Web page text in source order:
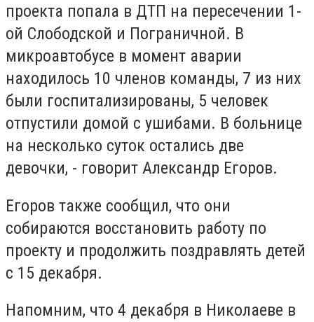
проекта попала в ДТП на пересечении 1-
ой Слободской и Пограничной. В
микроавтобусе в момент аварии
находилось 10 членов команды, 7 из них
были госпитализированы, 5 человек
отпустили домой с ушибами. В больнице
на несколько суток остались две
девочки, - говорит Александр Егоров.
Егоров также сообщил, что они
собираются восстановить работу по
проекту и продолжить поздравлять детей
с 15 декабря.
Напомним, что 4 декабря в Николаеве в